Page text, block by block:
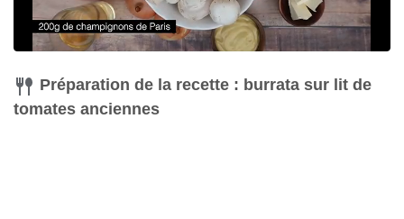
Préparation de la recette : burrata sur lit de
tomates anciennes